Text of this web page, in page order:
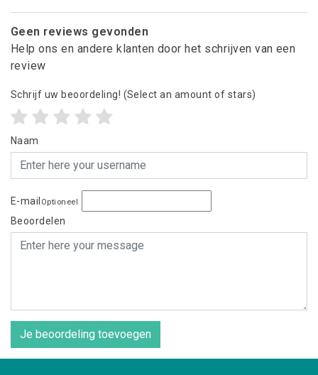
Geen reviews gevonden
Help ons en andere klanten door het schrijven van een
review
Schrijf uw beoordeling! (Select an amount of stars)
Naam
E-mail Optioneel
Beoordelen
Je beoordeling toevoegen